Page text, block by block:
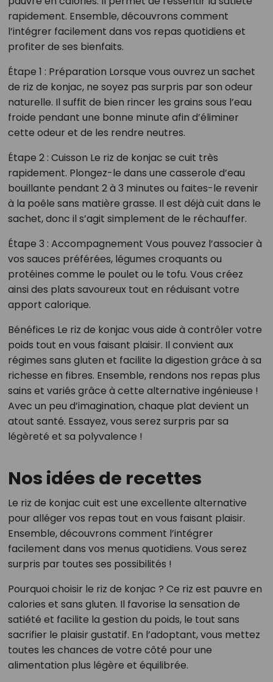
rapidement. Ensemble, découvrons comment
l’intégrer facilement dans vos repas quotidiens et
profiter de ses bienfaits.
Étape 1 : Préparation Lorsque vous ouvrez un sachet
de riz de konjac, ne soyez pas surpris par son odeur
naturelle. Il suffit de bien rincer les grains sous l’eau
froide pendant une bonne minute afin d’éliminer
cette odeur et de les rendre neutres.
Étape 2 : Cuisson Le riz de konjac se cuit très
rapidement. Plongez-le dans une casserole d’eau
bouillante pendant 2 à 3 minutes ou faites-le revenir
à la poêle sans matière grasse. Il est déjà cuit dans le
sachet, donc il s’agit simplement de le réchauffer.
Étape 3 : Accompagnement Vous pouvez l’associer à
vos sauces préférées, légumes croquants ou
protéines comme le poulet ou le tofu. Vous créez
ainsi des plats savoureux tout en réduisant votre
apport calorique.
Bénéfices Le riz de konjac vous aide à contrôler votre
poids tout en vous faisant plaisir. Il convient aux
régimes sans gluten et facilite la digestion grâce à sa
richesse en fibres. Ensemble, rendons nos repas plus
sains et variés grâce à cette alternative ingénieuse !
Avec un peu d’imagination, chaque plat devient un
atout santé. Essayez, vous serez surpris par sa
légèreté et sa polyvalence !
Nos idées de recettes
Le riz de konjac cuit est une excellente alternative
pour alléger vos repas tout en vous faisant plaisir.
Ensemble, découvrons comment l’intégrer
facilement dans vos menus quotidiens. Vous serez
surpris par toutes ses possibilités !
Pourquoi choisir le riz de konjac ? Ce riz est pauvre en
calories et sans gluten. Il favorise la sensation de
satiété et facilite la gestion du poids, le tout sans
sacrifier le plaisir gustatif. En l’adoptant, vous mettez
toutes les chances de votre côté pour une
alimentation plus légère et équilibrée.